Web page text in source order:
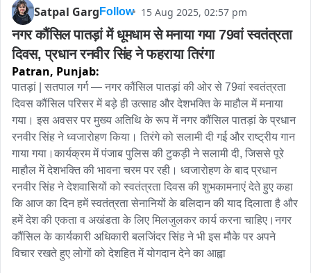
Satpal Garg Follow 15 Aug 2025, 02:57 pm
नगर कौंसिल पातड़ां में धूमधाम से मनाया गया 79वां स्वतंत्रता
दिवस, प्रधान रनवीर सिंह ने फहराया तिरंगा
Patran, Punjab:
पातड़ां | सतपाल गर्ग — नगर कौंसिल पातड़ां की ओर से 79वां स्वतंत्रता
दिवस कौंसिल परिसर में बड़े ही उत्साह और देशभक्ति के माहौल में मनाया
गया। इस अवसर पर मुख्य अतिथि के रूप में नगर कौंसिल पातड़ां के प्रधान
रनवीर सिंह ने ध्वजारोहण किया। तिरंगे को सलामी दी गई और राष्ट्रीय गान
गाया गया।कार्यक्रम में पंजाब पुलिस की टुकड़ी ने सलामी दी, जिससे पूरे
माहौल में देशभक्ति की भावना चरम पर रही। ध्वजारोहण के बाद प्रधान
रनवीर सिंह ने देशवासियों को स्वतंत्रता दिवस की शुभकामनाएं देते हुए कहा
कि आज का दिन हमें स्वतंत्रता सेनानियों के बलिदान की याद दिलाता है और
हमें देश की एकता व अखंडता के लिए मिलजुलकर कार्य करना चाहिए।नगर
कौंसिल के कार्यकारी अधिकारी बलजिंदर सिंह ने भी इस मौके पर अपने
विचार रखते हुए लोगों को देशहित में योगदान देने का आह्वा